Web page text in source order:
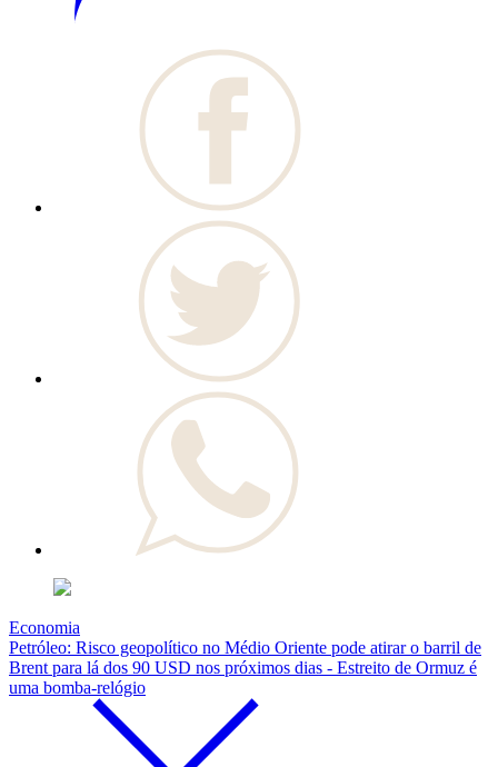
Economia
Petróleo: Risco geopolítico no Médio Oriente pode atirar o barril de
Brent para lá dos 90 USD nos próximos dias - Estreito de Ormuz é
uma bomba-relógio